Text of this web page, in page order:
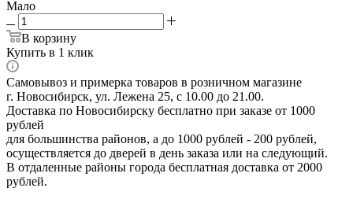
Мало
В корзину
Купить в 1 клик
Самовывоз и примерка товаров в розничном магазине
г. Новосибирск, ул. Лежена 25, с 10.00 до 21.00.
Доставка по Новосибирску бесплатно при заказе от 1000
рублей
для большинства районов, а до 1000 рублей - 200 рублей,
осуществляется до дверей в день заказа или на следующий.
В отдаленные районы города бесплатная доставка от 2000
рублей.